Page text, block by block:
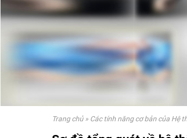
Trang chủ» Các tính năng cơ bản của Hệ